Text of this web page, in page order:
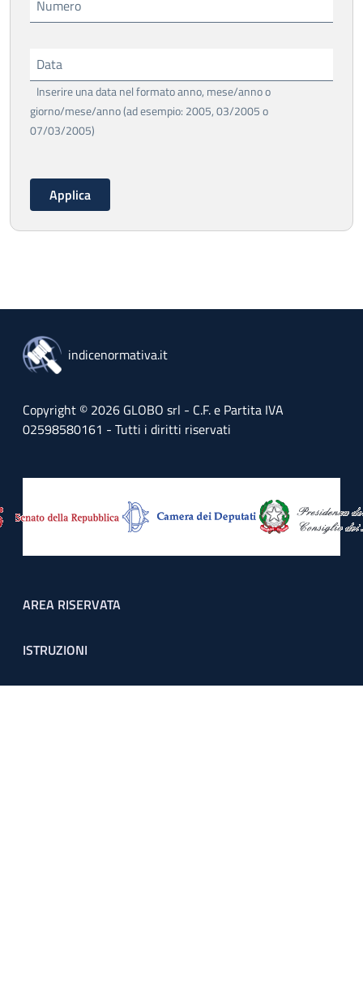
Numero
Data
Inserire una data nel formato anno, mese/anno o
giorno/mese/anno (ad esempio: 2005, 03/2005 o
07/03/2005)
indicenormativa.it
Copyright © 2026 GLOBO srl - C.F. e Partita IVA
02598580161 - Tutti i diritti riservati
Footer menu
AREA RISERVATA
ISTRUZIONI